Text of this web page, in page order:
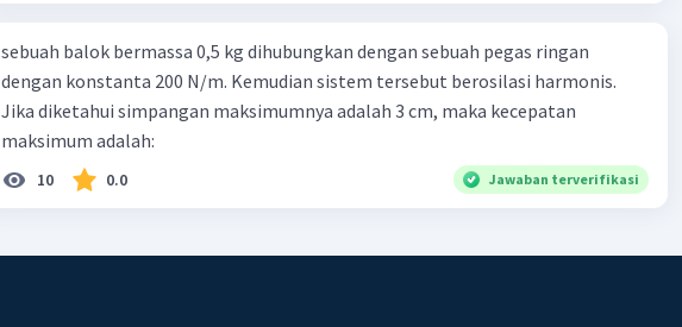
Tanda negatif menyatakan arah gaya ke bawah.
Resultan gaya dihitung dengan :
FR = √((FRx)² + (FRy)²)
FR = √((10√3)² + (-10)²)
FR = √(300 + 100)
sebuah balok bermassa 0,5 kg dihubungkan dengan sebuah pegas ringan
dengan konstanta 200 N/m. Kemudian sistem tersebut berosilasi harmonis.
Jika diketahui simpangan maksimumnya adalah 3 cm, maka kecepatan
maksimum adalah:
10 0.0 Jawaban terverifikasi